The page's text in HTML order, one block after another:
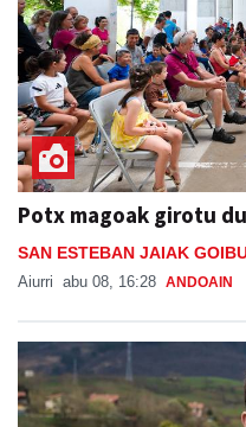
Potx magoak girotu
SAN ESTEBAN JAIAK
Aiurri abu 08, 16:28 ANDOAIN